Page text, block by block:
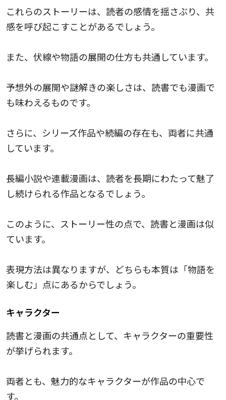
これらのストーリーは、読者の感情を揺さぶり、共
感を呼び起こすことがあるでしょう。
また、伏線や物語の展開の仕方も共通しています。
予想外の展開や謎解きの楽しさは、読書でも漫画で
も味わえるものです。
さらに、シリーズ作品や続編の存在も、両者に共通
しています。
長編小説や連載漫画は、読者を長期にわたって魅了
し続けられる作品となるでしょう。
このように、ストーリー性の点で、読書と漫画は似
ています。
表現方法は異なりますが、どちらも本質は「物語を
楽しむ」点にあるからでしょう。
キャラクター
読書と漫画の共通点として、キャラクターの重要性
が挙げられます。
両者とも、魅力的なキャラクターが作品の中心で
す。